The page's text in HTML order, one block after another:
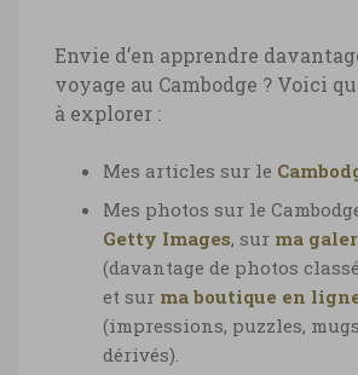
Envie d’en apprendre
voyage au Cambodge ? Voici
à explorer :
Mes articles sur le
Mes photos sur le
Getty Images, sur ma
(davantage de photos
et sur ma boutique en
(impressions, puzzles,
dérivés).